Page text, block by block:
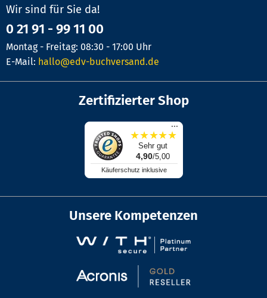
Wir sind für Sie da!
0 21 91 - 99 11 00
Montag - Freitag: 08:30 - 17:00 Uhr
E-Mail: hallo@edv-buchversand.de
Zertifizierter Shop
...
★★★★★
Sehr gut
4,90/5,00
Käuferschutz inklusive
Unsere Kompetenzen